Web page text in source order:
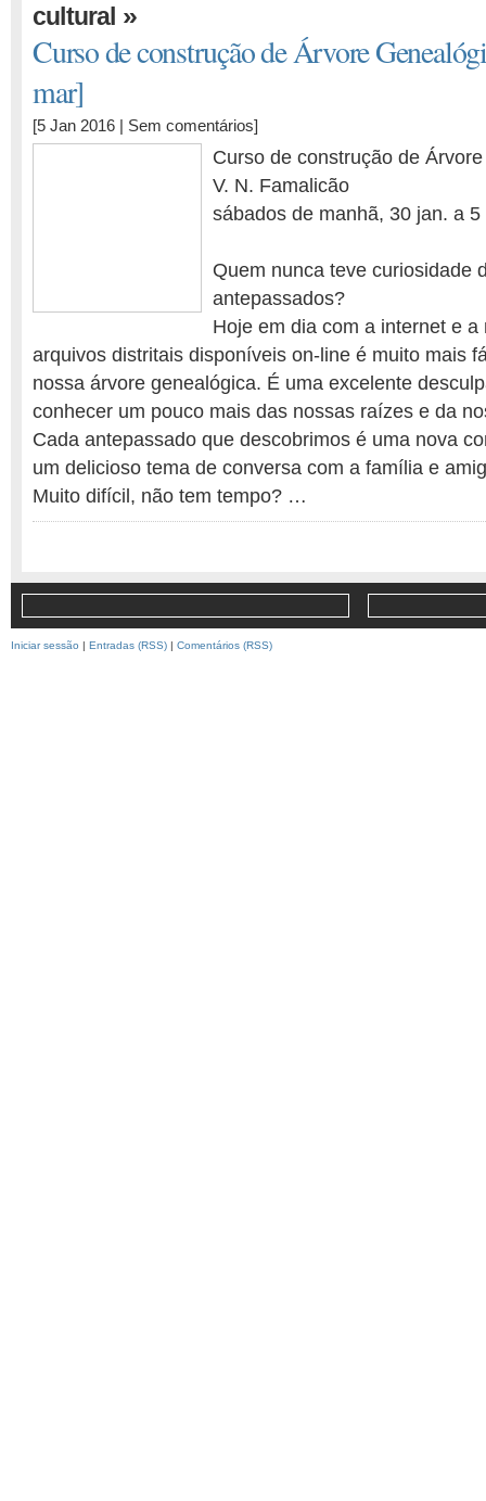
cultural »
Curso de construção de Árvore
mar]
[5 Jan 2016 | Sem comentários]
Curso de construção de
V. N. Famalicão
sábados de manhã, 30 jan. a 5
Quem nunca teve curiosidade
antepassados?
Hoje em dia com a internet e a
arquivos distritais disponíveis on-line é muito mais
nossa árvore genealógica. É uma excelente
conhecer um pouco mais das nossas raízes e da
Cada antepassado que descobrimos é uma nova
um delicioso tema de conversa com a família e
Muito difícil, não tem tempo? …
Iniciar sessão | Entradas (RSS) | Comentários (RSS)